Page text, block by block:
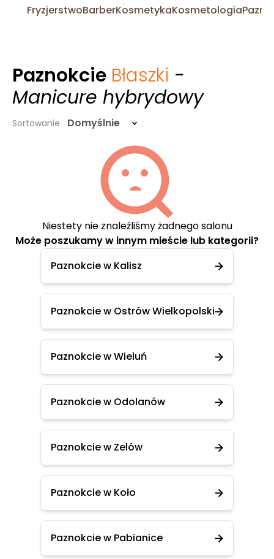
FryzjerstwoBarberKosmetykaKosmetologia
Paznokcie Błaszki -
Manicure hybrydowy
Sortowanie Domyślnie
Niestety nie znaleźliśmy żadnego salonu
Może poszukamy w innym mieście lub kategorii?
Paznokcie w Kalisz
Paznokcie w Ostrów Wielkopolski
Paznokcie w Wieluń
Paznokcie w Odolanów
Paznokcie w Zelów
Paznokcie w Koło
Paznokcie w Pabianice